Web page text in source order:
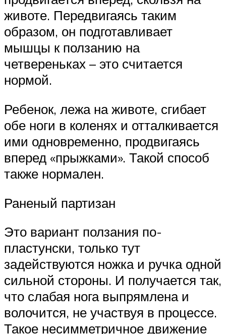
животе. Передвигаясь таким
образом, он подготавливает
мышцы к ползанию на
четвереньках – это считается
нормой.
Ребенок, лежа на животе, сгибает
обе ноги в коленях и отталкивается
ими одновременно, продвигаясь
вперед «прыжками». Такой способ
также нормален.
Раненый партизан
Это вариант ползания по-
пластунски, только тут
задействуются ножка и ручка одной
сильной стороны. И получается так,
что слабая нога выпрямлена и
волочится, не участвуя в процессе.
Такое несимметричное движение